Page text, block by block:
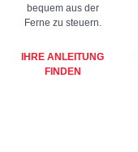
bequem aus der
Ferne zu steuern.
IHRE ANLEITUNG
FINDEN